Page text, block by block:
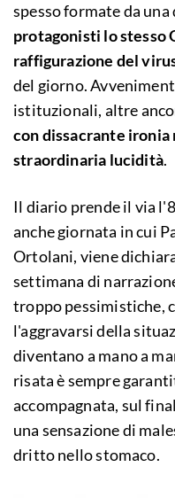
spesso formate da
protagonisti lo stesso
raffigurazione del
del giorno.
istituzionali, altre
con dissacrante ironia
straordinaria lucidità.
Il diario prende il via
anche giornata in cui
Ortolani, viene
settimana di
troppo pessimistiche,
l'aggravarsi della
diventano a mano a
risata è sempre
accompagnata, sul
una sensazione di
dritto nello stomaco.